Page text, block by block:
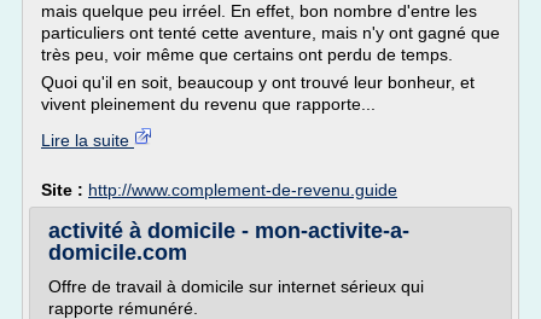
mais quelque peu irréel. En effet, bon nombre d'entre les
particuliers ont tenté cette aventure, mais n'y ont gagné que
très peu, voir même que certains ont perdu de temps.
Quoi qu'il en soit, beaucoup y ont trouvé leur bonheur, et
vivent pleinement du revenu que rapporte...
Lire la suite
Site : http://www.complement-de-revenu.guide
activité à domicile - mon-activite-a-
domicile.com
Offre de travail à domicile sur internet sérieux qui
rapporte rémunéré.